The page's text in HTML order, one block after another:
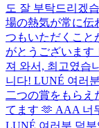
도 잘 부탁드리겠
場の熱気が常に伝
つもいただくこと
がとうございます
져 와서, 최고였습
니다! LUNÉ 여러
二つの賞をもらえ
てます 🫶 AAA 너
LUNÉ 여러분 덕